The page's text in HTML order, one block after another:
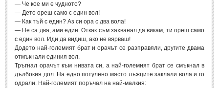
Мъдри мисли
Мъдрости за живота
Мъдрости за любовта
Мъдрости за щастието (5)
Мъдрости за приятелството (8)
Мъдрости на велики хора
— Че кое ми е чудното?
— Дето ореш само с един вол!
— Как тъй с един? Аз си ора с два вола!
— Не са два, ами един. Откак съм захванал да викам, ти ореш само
с един вол. Иди да видиш, ако не вярваш!
Додето най-големият брат и орачът се разправяли, другите двама
отмъкнали единия вол.
Тръгнал орачът към нивата си, а най-големият брат се смъкнал в
дълбокия дол. На едно потулено място лъжците заклали вола и го
одрали. Най-големият поръчал на най-малкия: